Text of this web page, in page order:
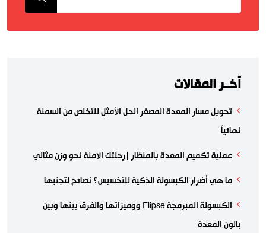
اّخــر المقالات
تحويل مسار المعدة المصغر الحل الأمثل للتخلص من السمنة
نهائياً
عملية تكميم المعدة بالمنظار |رحلتك الآمنة نحو وزن مثالي
ما هي أضرار الكبسولة الذكية للتخسيس؟ نصائح لتجنبها
الكبسولة المبرمجة Elipse ووميزاتها والفرق بينها وبين
بالون المعدة